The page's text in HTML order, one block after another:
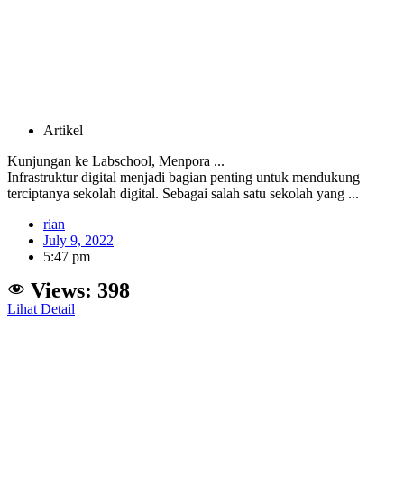
Artikel
Kunjungan ke Labschool, Menpora ...
Infrastruktur digital menjadi bagian penting untuk mendukung
terciptanya sekolah digital. Sebagai salah satu sekolah yang ...
rian
July 9, 2022
5:47 pm
Views: 398
Lihat Detail